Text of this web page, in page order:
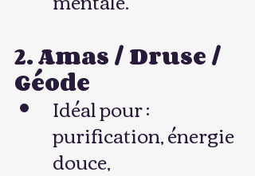
2. Amas / Druse /
Géode
Idéal pour :
purification, énergie
douce,